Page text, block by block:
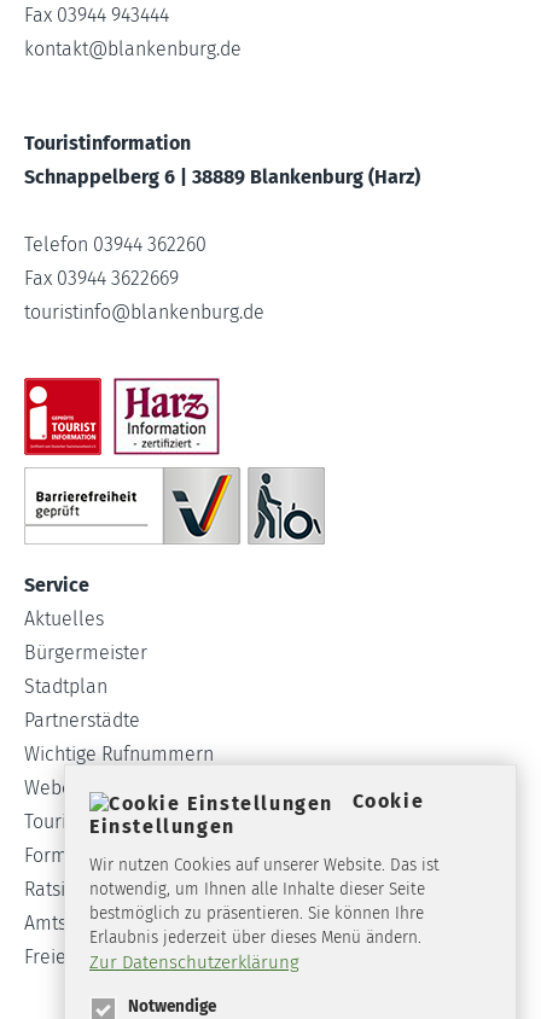
Fax 03944 943444
kontakt@blankenburg.de
Touristinformation
Schnappelberg 6 | 38889 Blankenburg (Harz)
Telefon 03944 362260
Fax 03944 3622669
touristinfo@blankenburg.de
Service
Aktuelles
Bürgermeister
Stadtplan
Partnerstädte
Wichtige Rufnummern
Webcam
Tourist-Info
Formulare
Ratsinformationssystem
Amtsblatt
Freie Stellen
Cookie
Einstellungen
Wir nutzen Cookies auf unserer Website. Das ist
notwendig, um Ihnen alle Inhalte dieser Seite
bestmöglich zu präsentieren. Sie können Ihre
Erlaubnis jederzeit über dieses Menü ändern.
Zur Datenschutzerklärung
Notwendige